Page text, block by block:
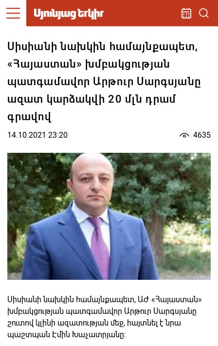
Սիսիանի նախկին համայնքապետ,
«Հայաստան» խմբակցության
պատգամավոր Արթուր Սարգսյանը
ազատ կարձակվի 20 մլն դրամ
գրավով
14.10.2021 23:20 4635
Սիսիանի նախկին համայնքապետ, ԱԺ «Հայաստան»
խմբակցության պատգամավոր Արթուր Սարգսյանը
շուտով կլինի ազատության մեջ, հայտնել է նրա
պաշտպան Էմին Խաչատրյանը։